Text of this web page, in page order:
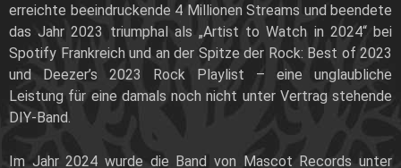
erreichte beeindruckende 4 Millionen Streams und beendete
das Jahr 2023 triumphal als „Artist to Watch in 2024“ bei
Spotify Frankreich und an der Spitze der Rock: Best of 2023
und Deezer’s 2023 Rock Playlist – eine unglaubliche
Leistung für eine damals noch nicht unter Vertrag stehende
DIY-Band.
Im Jahr 2024 wurde die Band von Mascot Records unter